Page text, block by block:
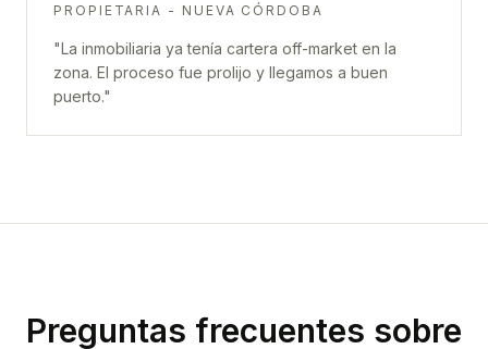
PROPIETARIA - NUEVA CÓRDOBA
"La inmobiliaria ya tenía cartera off-market en la
zona. El proceso fue prolijo y llegamos a buen
puerto."
Preguntas frecuentes sobre